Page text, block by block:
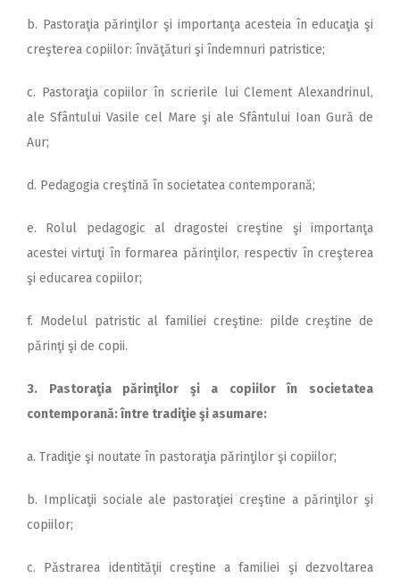
b. Pastoraţia părinţilor şi importanţa acesteia în educaţia şi
creşterea copiilor: învăţături şi îndemnuri patristice;
c. Pastoraţia copiilor în scrierile lui Clement Alexan­drinul,
ale Sfântului Vasile cel Mare şi ale Sfântului Ioan Gură de
Aur;
d. Pedagogia creştină în societatea contemporană;
e. Rolul pedagogic al dragostei creştine şi importanţa
acestei virtuţi în formarea părinţilor, respectiv în creşterea
şi educarea copiilor;
f. Modelul patristic al familiei creştine: pilde creştine de
părinţi şi de copii.
3. Pastoraţia părinţilor şi a copiilor în societatea
contemporană: între tradiţie şi asumare:
a. Tradiţie şi noutate în pastoraţia părinţilor şi copiilor;
b. Implicaţii sociale ale pastoraţiei creştine a părinţilor şi
copiilor;
c. Păstrarea identităţii creştine a familiei şi dezvoltarea